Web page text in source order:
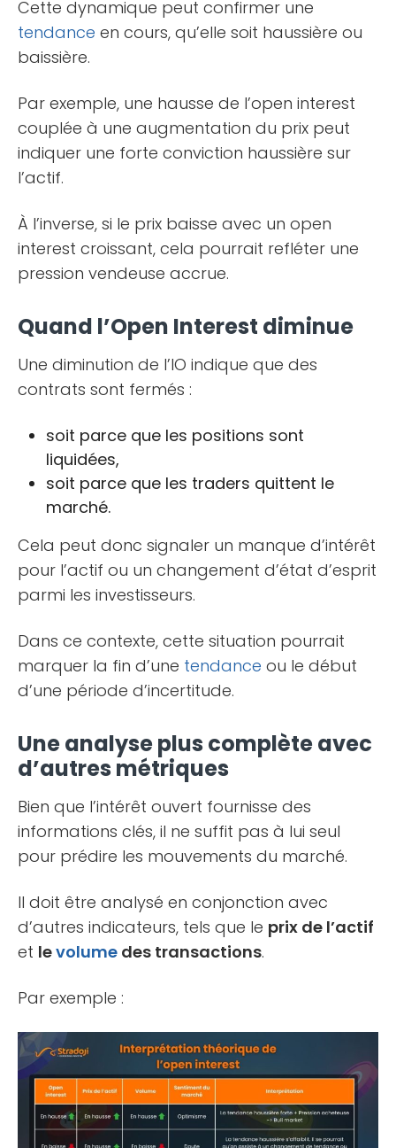
Cette dynamique peut confirmer une
tendance en cours, qu’elle soit haussière ou
baissière.
Par exemple, une hausse de l’open interest
couplée à une augmentation du prix peut
indiquer une forte conviction haussière sur
l’actif.
À l’inverse, si le prix baisse avec un open
interest croissant, cela pourrait refléter une
pression vendeuse accrue.
Quand l’Open Interest diminue
Une diminution de l’IO indique que des
contrats sont fermés :
soit parce que les positions sont
liquidées,
soit parce que les traders quittent le
marché.
Cela peut donc signaler un manque d’intérêt
pour l’actif ou un changement d’état d’esprit
parmi les investisseurs.
Dans ce contexte, cette situation pourrait
marquer la fin d’une tendance ou le début
d’une période d’incertitude.
Une analyse plus complète avec
d’autres métriques
Bien que l’intérêt ouvert fournisse des
informations clés, il ne suffit pas à lui seul
pour prédire les mouvements du marché.
Il doit être analysé en conjonction avec
d’autres indicateurs, tels que le prix de l’actif
et levolume des transactions.
Par exemple :